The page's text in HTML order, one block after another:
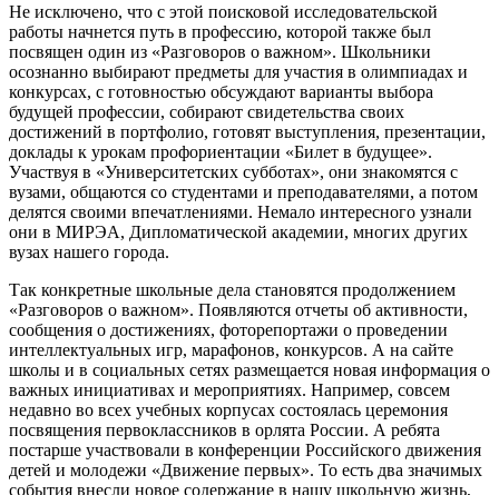
Не исключено, что с этой поисковой исследовательской
работы начнется путь в профессию, которой также был
посвящен один из «Разговоров о важном». Школьники
осознанно выбирают предметы для участия в олимпиадах и
конкурсах, с готовностью обсуждают варианты выбора
будущей профессии, собирают свидетельства своих
достижений в портфолио, готовят выступления, презентации,
доклады к урокам профориентации «Билет в будущее».
Участвуя в «Университетских субботах», они знакомятся с
вузами, общаются со студентами и преподавателями, а потом
делятся своими впечатлениями. Немало интересного узнали
они в МИРЭА, Дипломатической академии, многих других
вузах нашего города.
Так конкретные школьные дела становятся продолжением
«Разговоров о важном». Появляются отчеты об активности,
сообщения о достижениях, фоторепортажи о проведении
интеллектуальных игр, марафонов, конкурсов. А на сайте
школы и в социальных сетях размещается новая информация о
важных инициативах и мероприятиях. Например, совсем
недавно во всех учебных корпусах состоялась церемония
посвящения первоклассников в орлята России. А ребята
постарше участвовали в конференции Российского движения
детей и молодежи «Движение первых». То есть два значимых
события внесли новое содержание в нашу школьную жизнь,